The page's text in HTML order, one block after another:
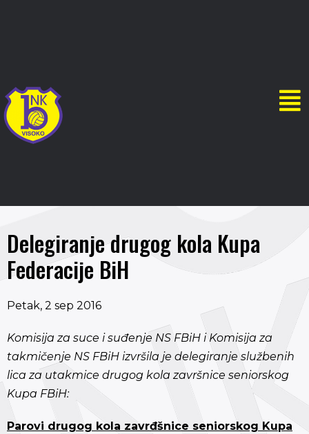
Delegiranje drugog kola Kupa
Federacije BiH
Petak, 2 sep 2016
Komisija za suce i suđenje NS FBiH i Komisija za
takmičenje NS FBiH izvršila je delegiranje službenih
lica za utakmice drugog kola završnice seniorskog
Kupa FBiH:
Parovi drugog kola zavrđšnice seniorskog Kupa